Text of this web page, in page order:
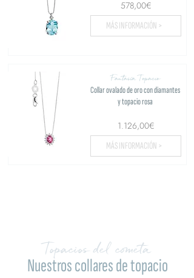
578,00€
MÁS INFORMACIÓN >
Fantasía Topacio
Collar ovalado de oro con diamantes
y topacio rosa
1.126,00€
MÁS INFORMACIÓN >
Topacios del cometa
Nuestros collares de topacio